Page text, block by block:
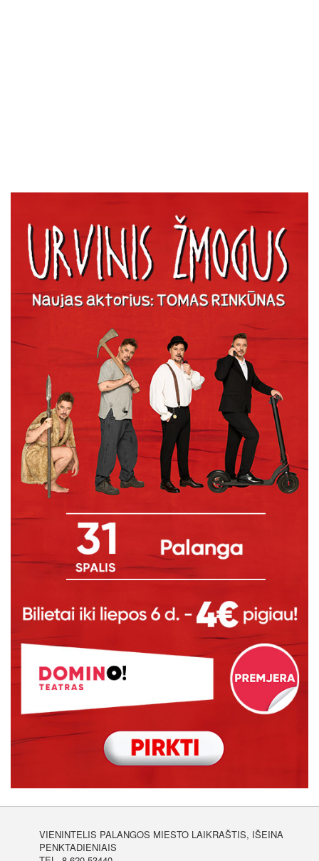
VIENINTELIS PALANGOS MIESTO LAIKRAŠTIS, IŠEINA
PENKTADIENIAIS